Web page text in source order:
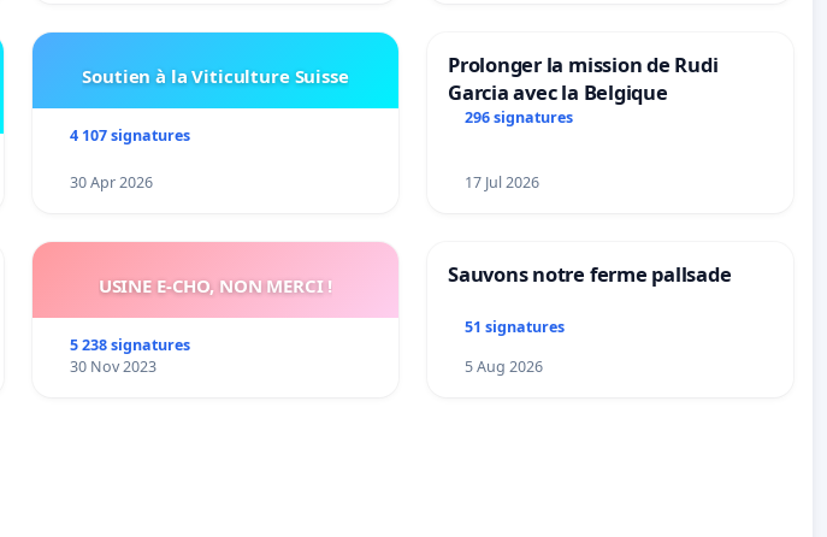
Soutien à la Viticulture Suisse
4 107 signatures
30 Apr 2026
Prolonger la mission de Rudi
Garcia avec la Belgique
296 signatures
17 Jul 2026
USINE E-CHO, NON MERCI !
5 238 signatures
30 Nov 2023
Sauvons notre ferme pallsade
51 signatures
5 Aug 2026